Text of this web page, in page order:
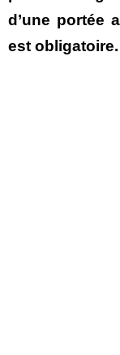
d’une portée
est obligatoire.